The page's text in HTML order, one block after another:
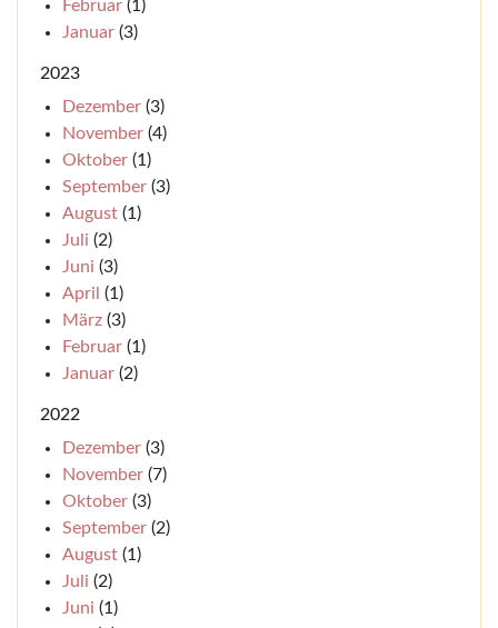
Februar (1)
Januar (3)
2023
Dezember (3)
November (4)
Oktober (1)
September (3)
August (1)
Juli (2)
Juni (3)
April (1)
März (3)
Februar (1)
Januar (2)
2022
Dezember (3)
November (7)
Oktober (3)
September (2)
August (1)
Juli (2)
Juni (1)